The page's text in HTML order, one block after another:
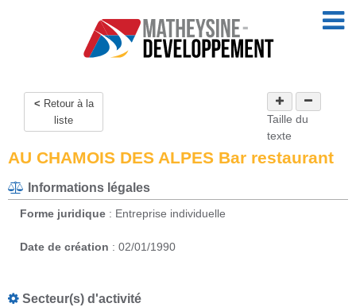
Retour à la
liste
Taille du
texte
AU CHAMOIS DES ALPES Bar restaurant
Informations légales
Forme juridique : Entreprise individuelle
Date de création : 02/01/1990
Secteur(s) d'activité